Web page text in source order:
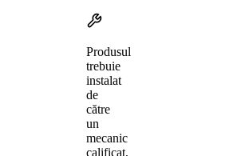
Produsul
trebuie
instalat
de
către
un
mecanic
calificat,